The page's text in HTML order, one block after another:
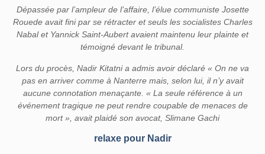
Dépassée par l’ampleur de l’affaire, l’élue communiste Josette
Rouede avait fini par se rétracter et seuls les socialistes Charles
Nabal et Yannick Saint-Aubert avaient maintenu leur plainte et
témoigné devant le tribunal.
Lors du procès, Nadir Kitatni a admis avoir déclaré « On ne va
pas en arriver comme à Nanterre mais, selon lui, il n’y avait
aucune connotation menaçante. « La seule référence à un
événement tragique ne peut rendre coupable de menaces de
mort », avait plaidé son avocat, Slimane Gachi
relaxe pour Nadir